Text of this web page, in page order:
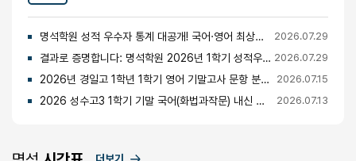
명석학원 성적 우수자 통계 대공개! 국어·영어 최상위권의 비밀 2026.07.29
결과로 증명합니다: 명석학원 2026년 1학기 성적우수자 명단 공개 2026.07.29
2026년 경일고 1학년 1학기 영어 기말고사 문항 분석 및 총평 2026.07.15
2026 성수고3 1학기 기말 국어(화법과작문) 내신 분석 및 경향 2026.07.13